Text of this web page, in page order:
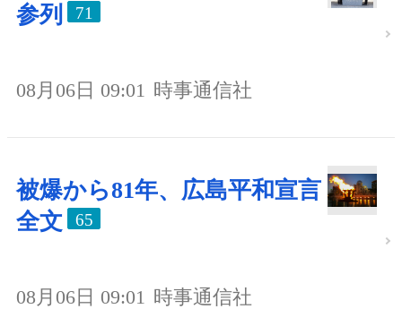
参列
71
08月06日 09:01 時事通信社
被爆から81年、広島平和宣言
全文
65
08月06日 09:01 時事通信社